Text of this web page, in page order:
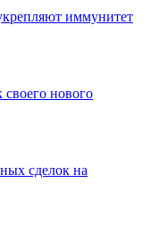
иммунитет
нового
сделок на